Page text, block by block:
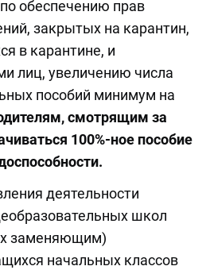
обеспечению прав
закрытых на карантин,
в карантине, и
лиц, увеличению числа
пособий минимум на
смотрящим за
100%-ное пособие
деятельности
школ
заменяющим)
начальных классов